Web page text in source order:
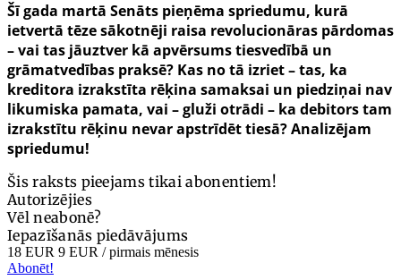
Šī gada martā Senāts pieņēma spriedumu, kurā
ietvertā tēze sākotnēji raisa revolucionāras pārdomas
– vai tas jāuztver kā apvērsums tiesvedībā un
grāmatvedības praksē? Kas no tā izriet – tas, ka
kreditora izrakstīta rēķina samaksai un piedziņai nav
likumiska pamata, vai – gluži otrādi – ka debitors tam
izrakstītu rēķinu nevar apstrīdēt tiesā? Analizējam
spriedumu!
Šis raksts pieejams tikai abonentiem!
Autorizējies
Vēl neabonē?
Iepazīšanās piedāvājums
18 EUR 9 EUR / pirmais mēnesis
Abonēt!